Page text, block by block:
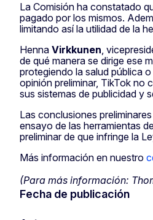
La Comisión ha constatado
pagado por los mismos.
limitando así la utilidad de la
Henna Virkkunen,
de qué manera se dirige ese
protegiendo la salud pública
opinión preliminar, TikTok no
sus sistemas de publicidad y
Las conclusiones
ensayo de las herramientas
preliminar de que infringe la
Más información en nuestro
(Para más información:
Fecha de publicación